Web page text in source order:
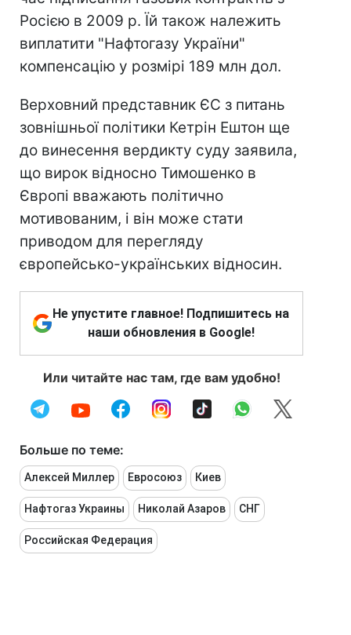
Росією в 2009 р. Їй також належить
виплатити "Нафтогазу України"
компенсацію у розмірі 189 млн дол.
Верховний представник ЄС з питань
зовнішньої політики Кетрін Ештон ще
до винесення вердикту суду заявила,
що вирок відносно Тимошенко в
Європі вважають політично
мотивованим, і він може стати
приводом для перегляду
європейсько-українських відносин.
Не упустите главное! Подпишитесь на
наши обновления в Google!
Или читайте нас там, где вам удобно!
Больше по теме:
Алексей Миллер Евросоюз Киев
Нафтогаз Украины Николай Азаров СНГ
Российская Федерация